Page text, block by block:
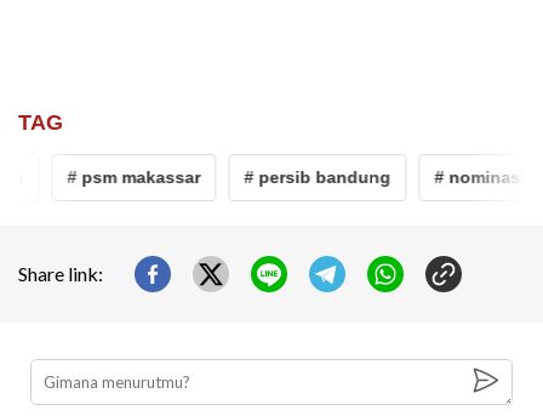
TAG
# psm makassar # persib bandung # nominasi
Share link: